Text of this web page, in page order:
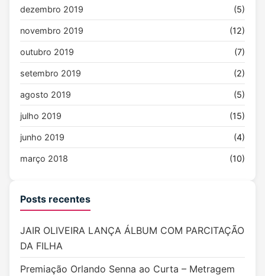
dezembro 2019 (5)
novembro 2019 (12)
outubro 2019 (7)
setembro 2019 (2)
agosto 2019 (5)
julho 2019 (15)
junho 2019 (4)
março 2018 (10)
Posts recentes
JAIR OLIVEIRA LANÇA ÁLBUM COM PARCITAÇÃO
DA FILHA
Premiação Orlando Senna ao Curta – Metragem